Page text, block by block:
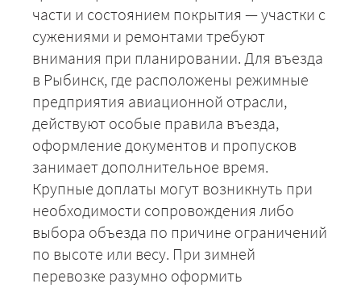
части и состоянием покрытия — участки с
сужениями и ремонтами требуют
внимания при планировании. Для въезда
в Рыбинск, где расположены режимные
предприятия авиационной отрасли,
действуют особые правила въезда,
оформление документов и пропусков
занимает дополнительное время.
Крупные доплаты могут возникнуть при
необходимости сопровождения либо
выбора объезда по причине ограничений
по высоте или весу. При зимней
перевозке разумно оформить
+7 (499) 520-05-23